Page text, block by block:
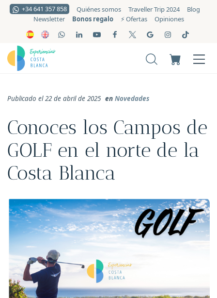
+34 641 357 858 Quiénes somos Traveller Trip 2024
Blog
Newsletter
Bonos regalo ⚡️ Ofertas Opiniones
Publicado el 22 de abril de 2025 en Novedades
Conoces los Campos de
GOLF en el norte de la
Costa Blanca